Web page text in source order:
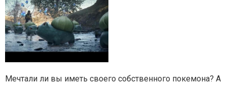
Мечтали ли вы иметь своего собственного покемона? А